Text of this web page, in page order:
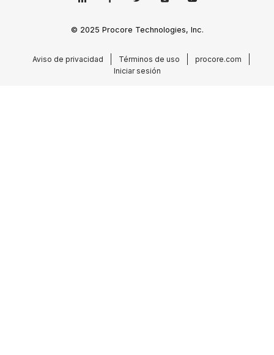
© 2025 Procore Technologies, Inc.
Aviso de privacidad Términos de uso
procore.com
Iniciar sesión